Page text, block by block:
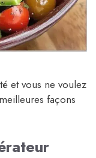
et vous ne voulez
façons